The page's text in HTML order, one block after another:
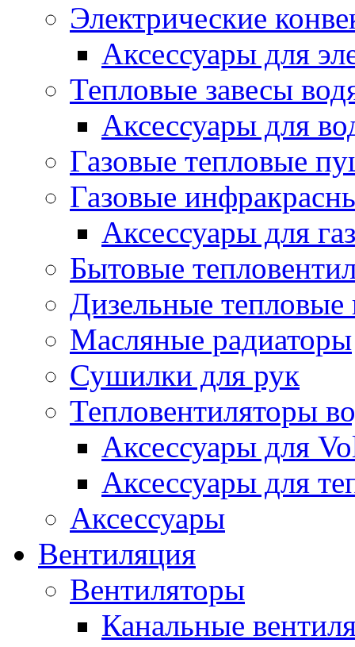
Электрические
Аксессуары для
Тепловые завесы
Аксессуары для
Газовые тепловые
Газовые
Аксессуары для
Бытовые
Дизельные
Масляные радиаторы
Сушилки для рук
Тепловентиляторы
Аксессуары для
Аксессуары для
Аксессуары
Вентиляция
Вентиляторы
Канальные